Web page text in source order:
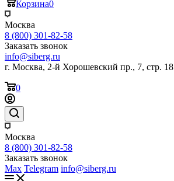
Корзина0
Москва
8 (800) 301-82-58
Заказать звонок
info@siberg.ru
г. Москва, 2-й Хорошевский пр., 7, стр. 18
0
Москва
8 (800) 301-82-58
Заказать звонок
Max Telegram info@siberg.ru